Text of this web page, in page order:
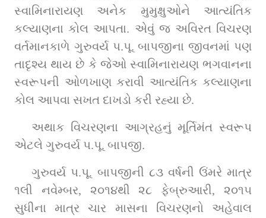
સ્વામિનારાયણ અનેક મુમુક્ષુઓને આત્યંતિક
કલ્યાણના કોલ આપતા. એવું જ અવિરત વિચરણ
વર્તમાનકાળે ગુરુવર્ય પ.પૂ. બાપજીના જીવનમાં પણ
તાદૃશ્ય થાય છે કે જેઓ સ્વામિનારાયણ ભગવાનના
સ્વરૂપની ઓળખાણ કરાવી આત્યંતિક કલ્યાણના
કોલ આપવા સખત દાખડો કરી રહ્યા છે.
અથાક વિચરણના આગ્રહનું મૂર્તિમંત સ્વરૂપ
એટલે ગુરુવર્ય પ.પૂ. બાપજી.
ગુરુવર્ય પ.પૂ. બાપજીની ૮૩ વર્ષની ઉંમરે માત્ર
૧લી નવેમ્બર, ૨૦૧૪થી ૨૮ ફેબ્રુઆરી, ૨૦૧૫
સુધીના માત્ર ચાર માસના વિચરણનો અહેવાલ